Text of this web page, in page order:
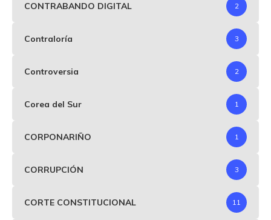
CONTRABANDO DIGITAL 2
Contraloría 3
Controversia 2
Corea del Sur 1
CORPONARIÑO 1
CORRUPCIÓN 3
CORTE CONSTITUCIONAL 11